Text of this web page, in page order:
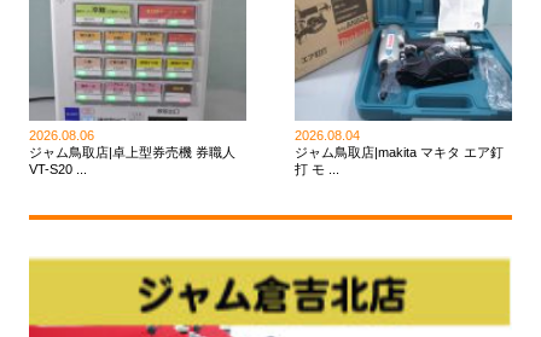
2026.08.06
ジャム鳥取店|卓上型券売機 券職人
VT-S20 ...
2026.08.04
ジャム鳥取店|makita マキタ エア釘
打 モ ...